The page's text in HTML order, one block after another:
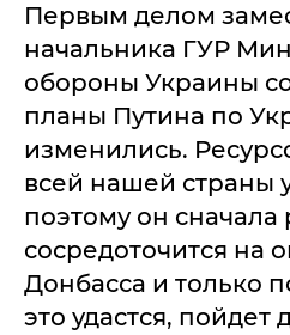
Первым делом
начальника ГУР
обороны Украины
планы Путина по
изменились.
всей нашей страны
поэтому он
сосредоточится на
Донбасса и только
это удастся, пойдет